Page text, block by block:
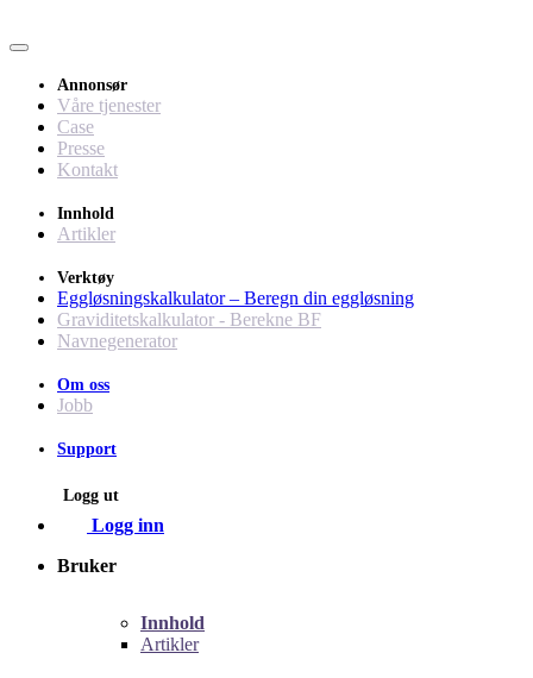
Annonsør
Våre tjenester
Case
Presse
Kontakt
Innhold
Artikler
Verktøy
Eggløsningskalkulator – Beregn din eggløsning
Graviditetskalkulator - Berekne BF
Navnegenerator
Om oss
Jobb
Support
Logg ut
Logg inn
Bruker
Innhold
Artikler